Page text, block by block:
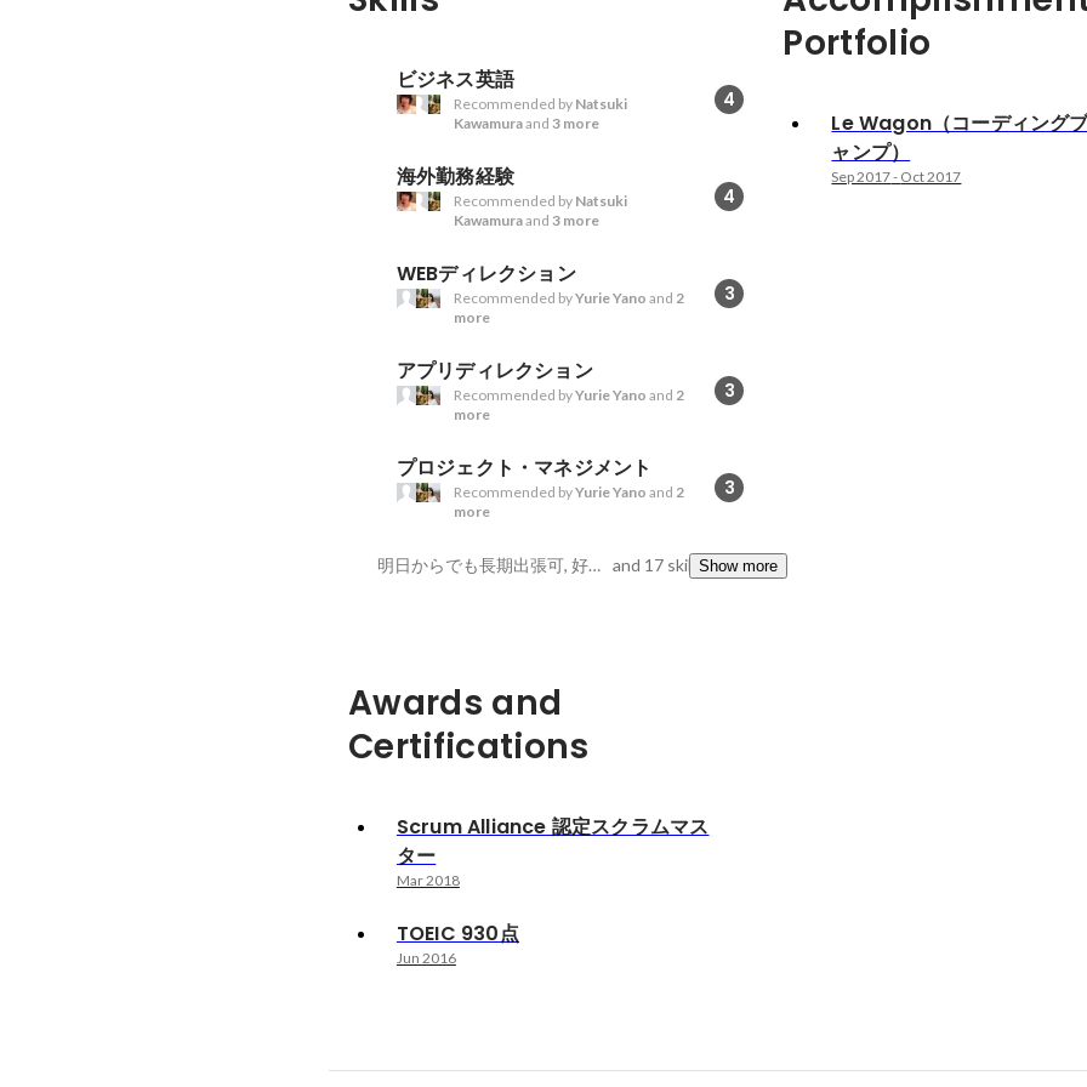
ビジネス英語
4
Recommended by Natsuki
Kawamuraand 3 more
海外勤務経験
4
Recommended by Natsuki
Kawamuraand 3 more
WEBディレクション
3
Recommended byYurie Yano and 2
more
アプリディレクション
3
Recommended byYurie Yano and 2
more
プロジェクト・マネジメント
3
Recommended byYurie Yano and 2
more
明日からでも長期出張可, 好奇心旺盛, ポジティブシンキング and 17 skillsShow more
Portfolio
Le Wagon（コーディング
ャンプ）
Sep 2017- Oct 2017
Awards and
Certifications
Scrum Alliance 認定スクラムマス
ター
Mar 2018
TOEIC 930点
Jun 2016